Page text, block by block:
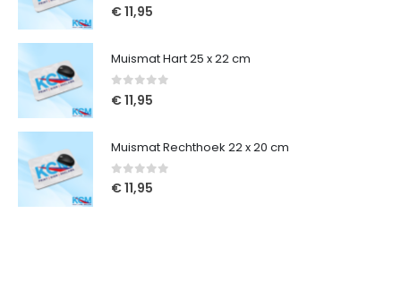
0out of 5
€11,95
Muismat Hart 25 x 22 cm
0out of 5
€11,95
Muismat Rechthoek 22 x 20 cm
0out of 5
€11,95